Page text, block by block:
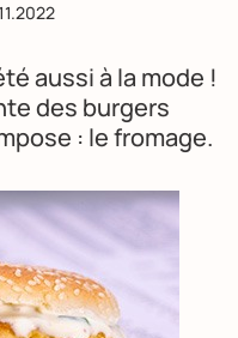
aussi à la mode !
des burgers
: le fromage.